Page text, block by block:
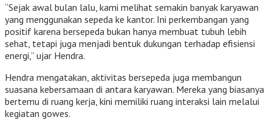
“Sejak awal bulan lalu, kami melihat semakin banyak karyawan
yang menggunakan sepeda ke kantor. Ini perkembangan yang
positif karena bersepeda bukan hanya membuat tubuh lebih
sehat, tetapi juga menjadi bentuk dukungan terhadap efisiensi
energi,” ujar Hendra.
Hendra mengatakan, aktivitas bersepeda juga membangun
suasana kebersamaan di antara karyawan. Mereka yang biasanya
bertemu di ruang kerja, kini memiliki ruang interaksi lain melalui
kegiatan gowes.